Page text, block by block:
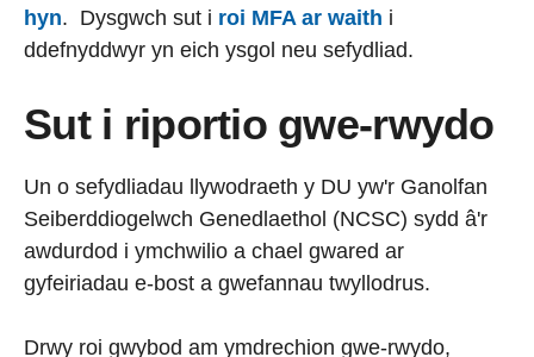
hyn. Dysgwch sut i roi MFA ar waith i
ddefnyddwyr yn eich ysgol neu sefydliad.
Sut i riportio gwe-rwydo
Un o sefydliadau llywodraeth y DU yw'r Ganolfan
Seiberddiogelwch Genedlaethol (NCSC) sydd â'r
awdurdod i ymchwilio a chael gwared ar
gyfeiriadau e-bost a gwefannau twyllodrus.
Drwy roi gwybod am ymdrechion gwe-rwydo,